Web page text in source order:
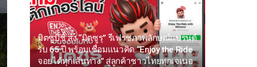
มิตซูบิชิ ส่ง “มิตซูรุ” รีเฟรชภาพลักษณ์แบรนด์
รับ 65 ปี พร้อมเชื่อมแนวคิด “Enjoy the Ride
จอยได้ทุกเส้นทาง” สู่ลูกค้าชาวไทยทุกเจเนอ